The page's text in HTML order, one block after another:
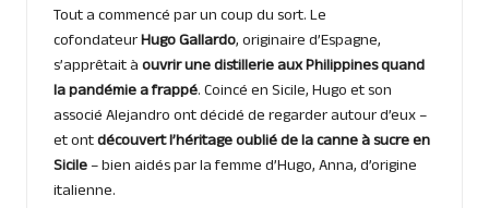
Tout a commencé par un coup du sort. Le
cofondateurHugo Gallardo, originaire d’Espagne,
s’apprêtait àouvrir une distillerie aux Philippines quand
la pandémie a frappé. Coincé en Sicile, Hugo et son
associé Alejandro ont décidé de regarder autour d’eux –
et ontdécouvert l’héritage oublié de la canne à sucre en
Sicile– bien aidés par la femme d’Hugo, Anna, d’origine
italienne.